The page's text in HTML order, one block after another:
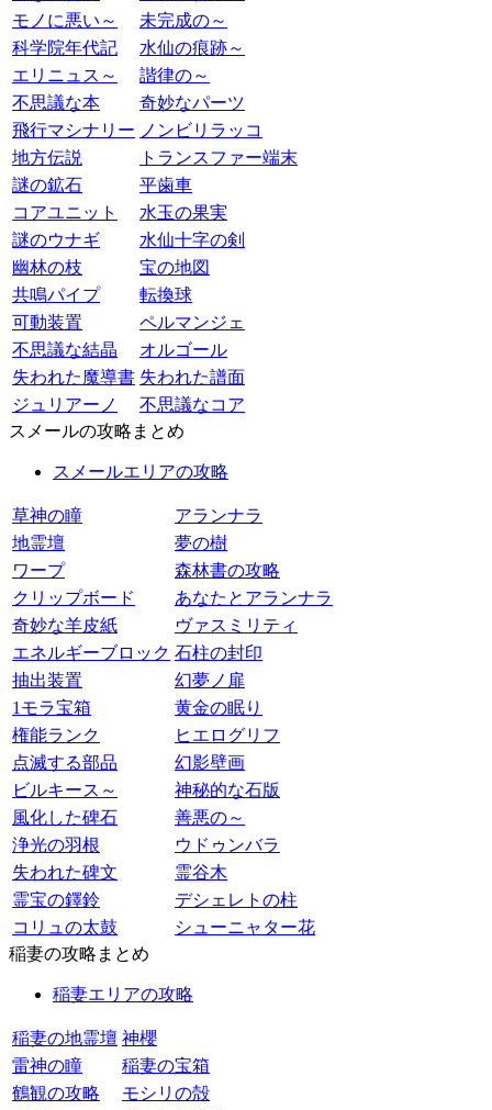
モノに悪い～
未完成の～
科学院年代記
水仙の痕跡～
エリニュス～
諧律の～
不思議な本
奇妙なパーツ
飛行マシナリー ノンビリラッコ
地方伝説
トランスファー端末
謎の鉱石
平歯車
コアユニット
水玉の果実
謎のウナギ
水仙十字の剣
幽林の枝
宝の地図
共鳴パイプ
転換球
可動装置
ペルマンジェ
不思議な結晶
オルゴール
失われた魔導書 失われた譜面
ジュリアーノ
不思議なコア
スメールの攻略まとめ
スメールエリアの攻略
草神の瞳
アランナラ
地霊壇
夢の樹
ワープ
森林書の攻略
クリップボード
あなたとアランナラ
奇妙な羊皮紙
ヴァスミリティ
エネルギーブロック 石柱の封印
抽出装置
幻夢ノ扉
1モラ宝箱
黄金の眠り
権能ランク
ヒエログリフ
点滅する部品
幻影壁画
ビルキース～
神秘的な石版
風化した碑石
善悪の～
浄光の羽根
ウドゥンバラ
失われた碑文
霊谷木
霊宝の鐸鈴
デシェレトの柱
コリュの太鼓
シューニャター花
稲妻の攻略まとめ
稲妻エリアの攻略
稲妻の地霊壇 神櫻
雷神の瞳
稲妻の宝箱
鶴観の攻略
モシリの殻